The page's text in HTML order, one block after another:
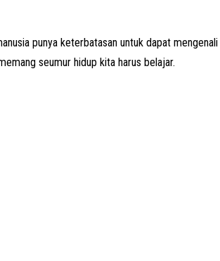
punya keterbatasan untuk dapat
seumur hidup kita harus belajar.